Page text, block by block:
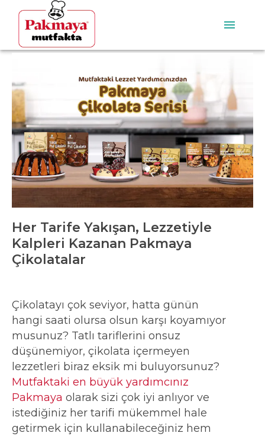
Her Tarife Yakışan, Lezzetiyle
Kalpleri Kazanan Pakmaya
Çikolatalar
Çikolatayı çok seviyor, hatta günün
hangi saati olursa olsun karşı koyamıyor
musunuz? Tatlı tariflerini onsuz
düşünemiyor, çikolata içermeyen
lezzetleri biraz eksik mi buluyorsunuz?
Mutfaktaki en büyük yardımcınız
Pakmaya olarak sizi çok iyi anlıyor ve
istediğiniz her tarifi mükemmel hale
getirmek için kullanabileceğiniz hem